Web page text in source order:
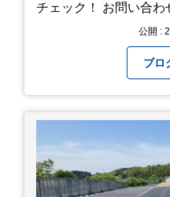
チェック！ お問い合
公開 :
ブロ